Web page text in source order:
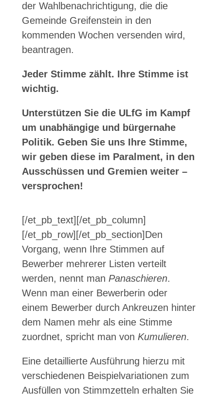
der Wahlbenachrichtigung, die die
Gemeinde Greifenstein in den
kommenden Wochen versenden wird,
beantragen.
Jeder Stimme zählt. Ihre Stimme ist
wichtig.
Unterstützen Sie die ULfG im Kampf
um unabhängige und bürgernahe
Politik. Geben Sie uns Ihre Stimme,
wir geben diese im Paralment, in den
Ausschüssen und Gremien weiter –
versprochen!
[/et_pb_text][/et_pb_column]
[/et_pb_row][/et_pb_section]Den
Vorgang, wenn Ihre Stimmen auf
Bewerber mehrerer Listen verteilt
werden, nennt man Panaschieren.
Wenn man einer Bewerberin oder
einem Bewerber durch Ankreuzen hinter
dem Namen mehr als eine Stimme
zuordnet, spricht man von Kumulieren.
Eine detaillierte Ausführung hierzu mit
verschiedenen Beispielvariationen zum
Ausfüllen von Stimmzetteln erhalten Sie